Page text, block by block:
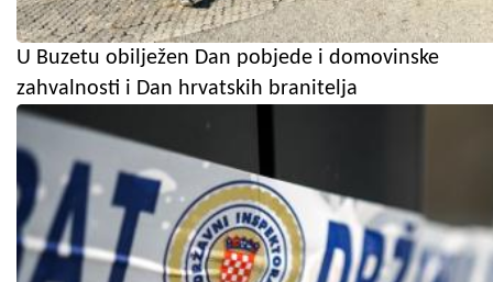
U Buzetu obilježen Dan pobjede i domovinske
zahvalnosti i Dan hrvatskih branitelja